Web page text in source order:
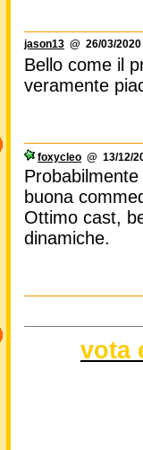
jason13 @ 26/03/
Bello come il
veramente
foxycleo @ 13/12/
buona
Ottimo cast,
dinamiche.
vota